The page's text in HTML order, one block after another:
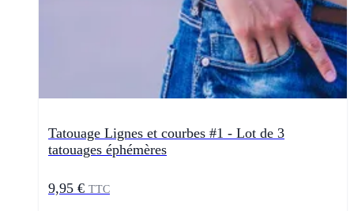
Tatouage Lignes et courbes #1 - Lot de 3
tatouages éphémères
9,95 € TTC